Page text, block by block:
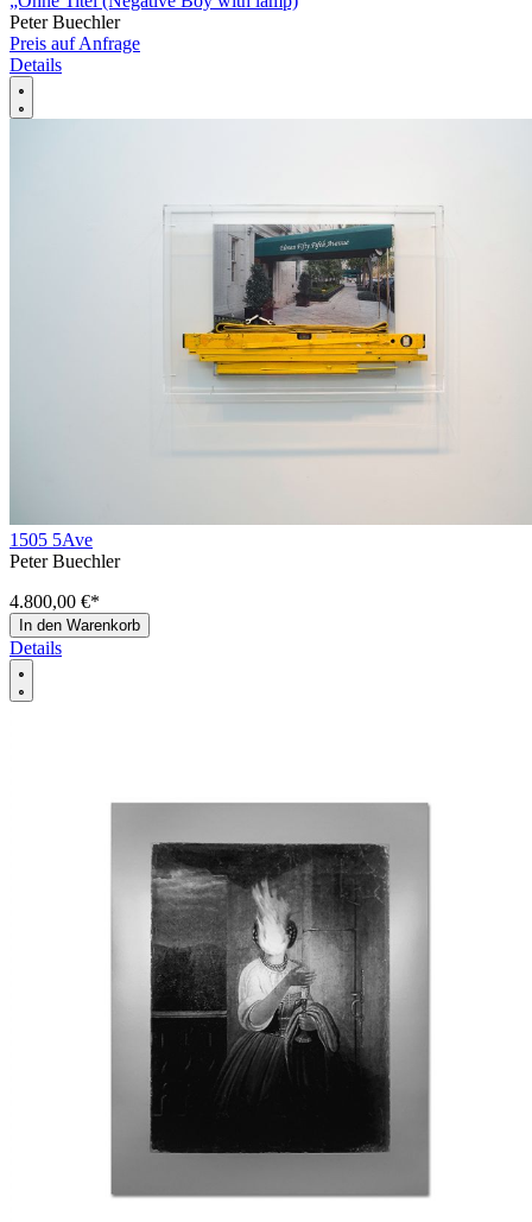
Peter Buechler
Preis auf Anfrage
Details
1505 5Ave
Peter Buechler
4.800,00 €*
In den Warenkorb
Details